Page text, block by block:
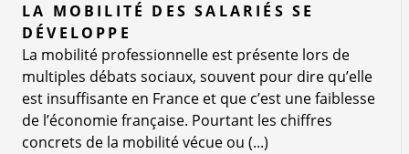
LA MOBILITÉ DES SALARIÉS SE
DÉVELOPPE
La mobilité professionnelle est présente lors de
multiples débats sociaux, souvent pour dire qu’elle
est insuffisante en France et que c’est une faiblesse
de l’économie française. Pourtant les chiffres
concrets de la mobilité vécue ou (...)